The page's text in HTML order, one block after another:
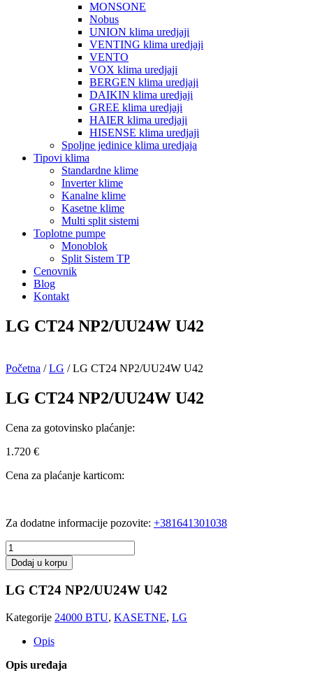
MONSONE
Nobus
UNION klima uredjaji
VENTING klima uredjaji
VENTO
VOX klima uredjaji
BERGEN klima uredjaji
DAIKIN klima uredjaji
GREE klima uredjaji
HAIER klima uredjaji
HISENSE klima uredjaji
Spoljne jedinice klima uredjaja
Tipovi klima
Standardne klime
Inverter klime
Kanalne klime
Kasetne klime
Multi split sistemi
Toplotne pumpe
Monoblok
Split Sistem TP
Cenovnik
Blog
Kontakt
LG CT24 NP2/UU24W U42
Početna /LG / LG CT24 NP2/UU24W U42
LG CT24 NP2/UU24W U42
Cena za gotovinsko plaćanje:
1.720 €
Cena za plaćanje karticom:
Za dodatne informacije pozovite: +381641301038
LG
CT24
NP2/UU24W
U42
količina
Dodaj u korpu
LG CT24 NP2/UU24W U42
Kategorije 24000 BTU, KASETNE, LG
Opis
Opis uređaja